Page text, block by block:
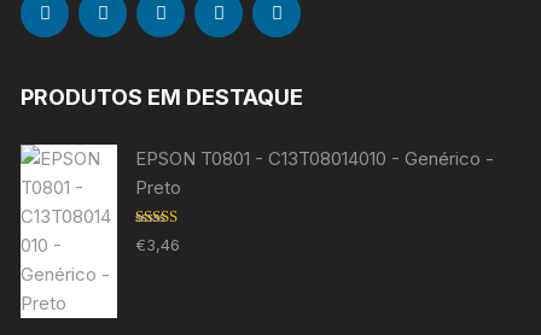
PRODUTOS EM DESTAQUE
EPSON T0801 - C13T08014010 - Genérico -
Preto
Avaliação
5.00 de 5
€3,46